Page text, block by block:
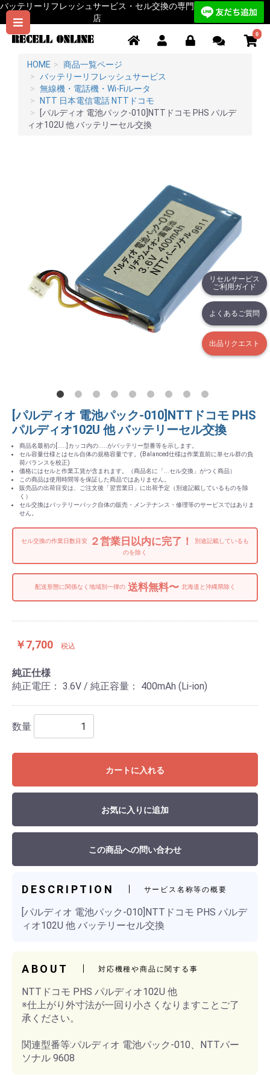
リセルサービス
ご利用ガイド
よくあるご質問
出品リクエスト
バッテリーリフレッシュサービス・セル交換の専門
店
0
HOME
商品一覧ページ
バッテリーリフレッシュサービス
無線機・電話機・Wi-Fiルータ
NTT 日本電信電話 NTTドコモ
[パルディオ 電池パック-010]NTTドコモ PHS パルデ
ィオ102U 他 バッテリーセル交換
[パルディオ 電池パック-010]NTTドコモ PHS
パルディオ102U 他 バッテリーセル交換
商品名最初の[.....]カッコ内の.....がバッテリー型番等を示します。
セル容量仕様とはセル自体の規格容量です。(Balanced仕様は作業直前に単セル群の負
荷バランスを校正)
価格にはセルと作業工賃が含まれます。（商品名に「...セル交換」がつく商品）
この商品は使用時間等を保証した商品ではありません。
販売品の出荷目安は、ご注文後「翌営業日」に出荷予定（別途記載しているものを除
く）
セル交換はバッテリーパック自体の販売・メンテナンス・修理等のサービスではありま
せん。
セル交換の作業日数目安 ２営業日以内に完了！
別途記載しているも
のを除く
配送形態に関係なく地域別一律の送料無料〜 北海道と沖縄県除く
￥7,700 税込
純正仕様
純正電圧： 3.6V / 純正容量： 400mAh (Li-ion)
数量
カートに入れる
お気に入りに追加
この商品への問い合わせ
DESCRIPTION サービス名称等の概要
[パルディオ 電池パック-010]NTTドコモ PHS パルデ
ィオ102U 他 バッテリーセル交換
ABOUT 対応機種や商品に関する事
NTTドコモ PHS パルディオ102U 他
※仕上がり外寸法が一回り小さくなりますことご了
承ください。
関連型番等:パルディオ 電池パック-010、NTTパー
ソナル 9608